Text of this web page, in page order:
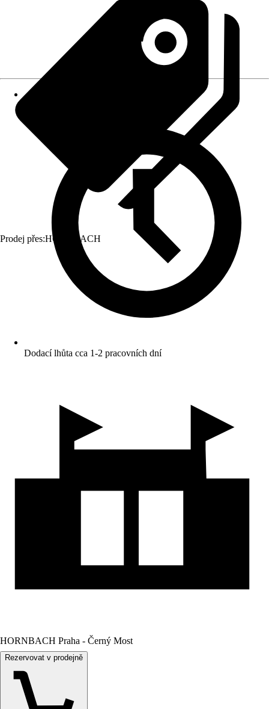
Prodej přes:HORNBACH
Dodací lhůta cca 1-2 pracovních dní
HORNBACH Praha - Černý Most
Rezervovat v prodejně